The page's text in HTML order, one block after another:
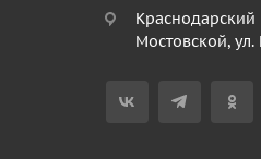
Краснодарский
Мостовской, ул.